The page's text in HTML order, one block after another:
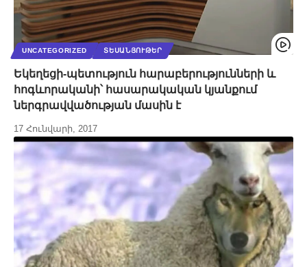
UNCATEGORIZED ՏԵՍԱՆՅՈՒԹԵՐ
Եկեղեցի-պետություն հարաբերությունների և
հոգևորականի՝ հասարակական կյանքում
ներգրավվածության մասին է
17 Հունվարի, 2017